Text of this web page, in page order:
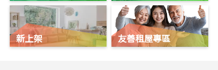
新上架 友善租屋專區